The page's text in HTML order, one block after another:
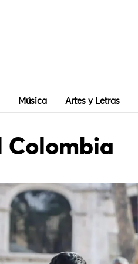
Música Artes y Letras
Colombia